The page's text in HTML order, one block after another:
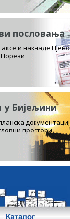
пословања
и накнаде
у Бијељини
простори